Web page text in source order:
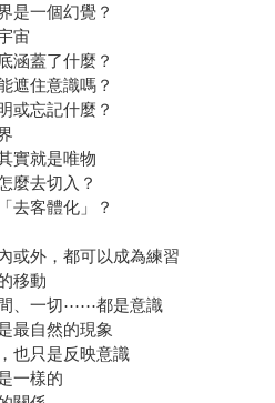
是一個幻覺？
宙
涵蓋了什麼？
遮住意識嗎？
或忘記什麼？
實就是唯物
麼去切入？
去客體化」？
或外，都可以成為練習
移動
、一切⋯⋯都是意識
最自然的現象
也只是反映意識
一樣的